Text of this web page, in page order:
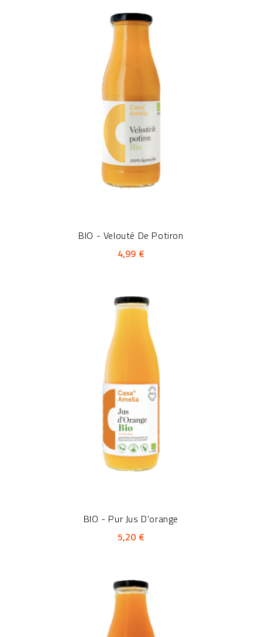
BIO - Velouté De Potiron
4,99 €
BIO - Pur Jus D'orange
5,20 €